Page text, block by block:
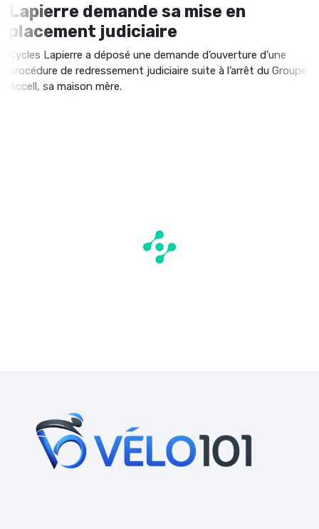
Lapierre demande sa mise en
placement judiciaire
Cycles Lapierre a déposé une demande d’ouverture d’une
procédure de redressement judiciaire suite à l’arrêt du Groupe
Accell, sa maison mère.